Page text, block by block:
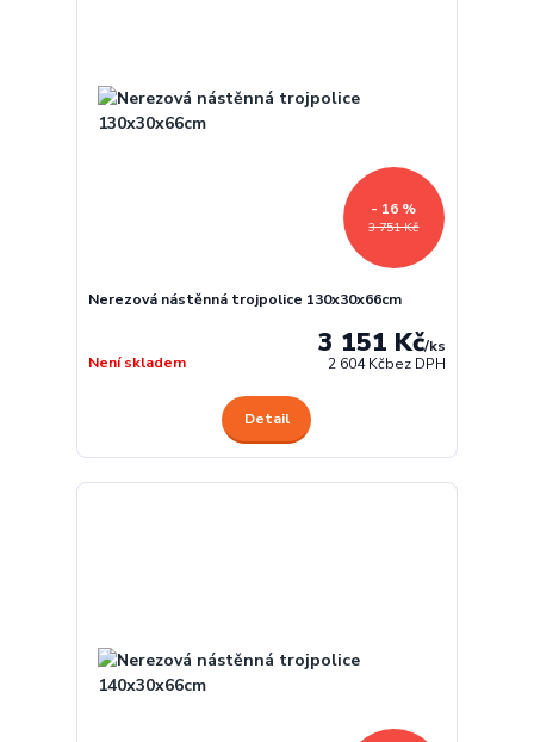
3 751 Kč
- 16 %
Nerezová nástěnná trojpolice 130x30x66cm
3 151 Kč/ks
2 604 Kčbez DPH
Není skladem
Detail